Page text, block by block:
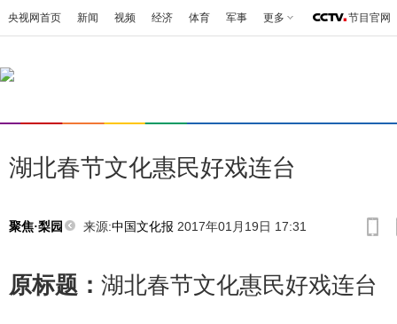
央视网首页 新闻 视频 经济 体育 军事 更多 节目官网
湖北春节文化惠民好戏连台
聚焦·梨园 来源:中国文化报 2017年01月19日 17:31
原标题： 湖北春节文化惠民好戏连台